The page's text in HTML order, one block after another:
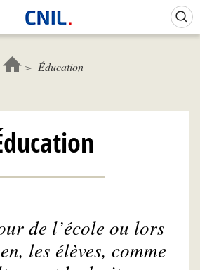
c
l
C
N
Éducation
de l’école ou lors
les élèves, comme
sur les cookies (témoins de connexion)